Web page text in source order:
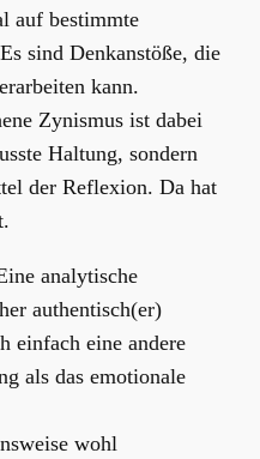
auf bestimmte
sind Denkanstöße, die
kann.
Zynismus ist dabei
Haltung, sondern
der Reflexion. Da hat
analytische
authentisch(er)
einfach eine andere
als das emotionale
wohl